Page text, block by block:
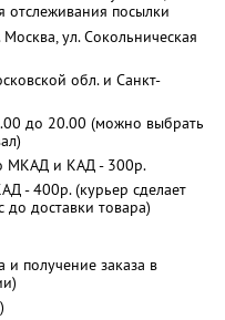
отслеживания посылки
ул. Сокольническая
обл. и Санкт-
до 20.00 (можно выбрать
МКАД и КАД - 300р.
- 400р. (курьер сделает
до доставки товара)
и получение заказа в